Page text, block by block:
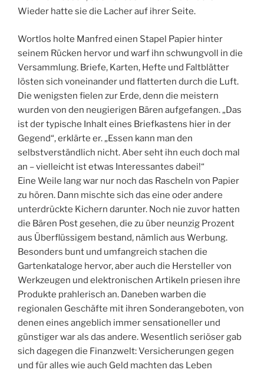
Wieder hatte sie die Lacher auf ihrer Seite.
Wortlos holte Manfred einen Stapel Papier hinter
seinem Rücken hervor und warf ihn schwungvoll in die
Versammlung. Briefe, Karten, Hefte und Faltblätter
lösten sich voneinander und flatterten durch die Luft.
Die wenigsten fielen zur Erde, denn die meistern
wurden von den neugierigen Bären aufgefangen. „Das
ist der typische Inhalt eines Briefkastens hier in der
Gegend“, erklärte er. „Essen kann man den
selbstverständlich nicht. Aber seht ihn euch doch mal
an – vielleicht ist etwas Interessantes dabei!“
Eine Weile lang war nur noch das Rascheln von Papier
zu hören. Dann mischte sich das eine oder andere
unterdrückte Kichern darunter. Noch nie zuvor hatten
die Bären Post gesehen, die zu über neunzig Prozent
aus Überflüssigem bestand, nämlich aus Werbung.
Besonders bunt und umfangreich stachen die
Gartenkataloge hervor, aber auch die Hersteller von
Werkzeugen und elektronischen Artikeln priesen ihre
Produkte prahlerisch an. Daneben warben die
regionalen Geschäfte mit ihren Sonderangeboten, von
denen eines angeblich immer sensationeller und
günstiger war als das andere. Wesentlich seriöser gab
sich dagegen die Finanzwelt: Versicherungen gegen
und für alles wie auch Geld machten das Leben